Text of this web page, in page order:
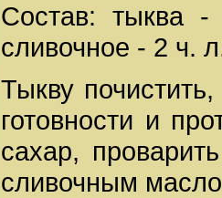
Состав: тыква
сливочное - 2 ч.
Тыкву
готовности и
сахар,
сливочным